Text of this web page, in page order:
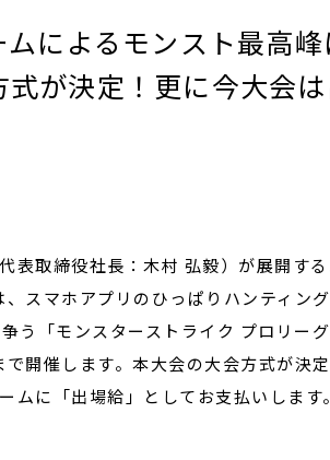
によるモンスト最高
が決定！更に今大会
表取締役社長：木村 弘毅）が展開す
、スマホアプリのひっぱりハンティン
う「モンスターストライク プロリー
開催します。本大会の大会方式が決
ムに「出場給」としてお支払いしま